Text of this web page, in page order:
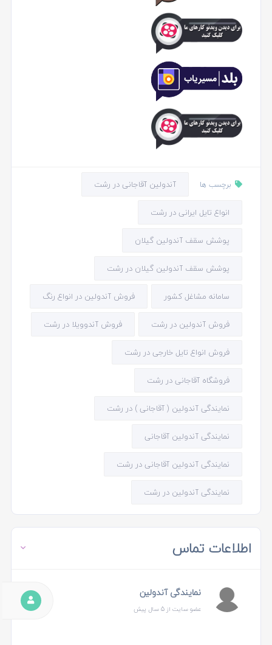
برچسب ها آندولین آقاجانی در رشت
انواع تایل ایرانی در رشت
پوشش سقف آندولین گیلان
پوشش سقف آندولین گیلان در رشت
سامانه مشاغل کشور فروش آندولین در انواع رنگ
فروش آندولین در رشت فروش آندوویلا در رشت
فروش انواع تایل خارجی در رشت
فروشگاه آقاجانی در رشت
نمایندگی آندولین ( آقاجانی ) در رشت
نمایندگی آندولین آقاجانی
نمایندگی آندولین آقاجانی در رشت
نمایندگی آندولین در رشت
اطلاعات تماس
نمایندگی آندولین
عضو سایت از 5 سال پیش